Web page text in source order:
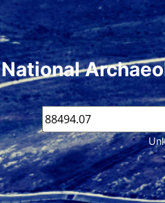
National